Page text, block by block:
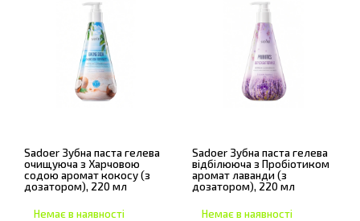
Sadoer Зубна паста гелева
очищуюча з Харчовою
содою аромат кокосу (з
дозатором), 220 мл
Немає в наявності
Sadoer Зубна паста гелева
відбілююча з Пробіотиком
аромат лаванди (з
дозатором), 220 мл
Немає в наявності